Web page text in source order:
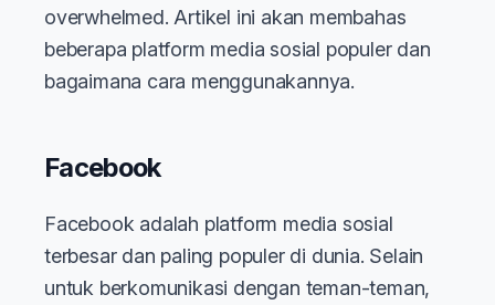
overwhelmed. Artikel ini akan membahas
beberapa platform media sosial populer dan
bagaimana cara menggunakannya.
Facebook
Facebook adalah platform media sosial
terbesar dan paling populer di dunia. Selain
untuk berkomunikasi dengan teman-teman,